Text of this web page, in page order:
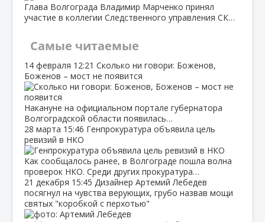
Глава Волгограда Владимир Марченко принял
участие в коллегии Следственного управления СК…
Самые читаемые
14 февраля 12:21 Сколько ни говори: Боженов,
Боженов – мост не появится
Накануне на официальном портале губернатора
Волгоградской области появилась…
28 марта 15:46 Генпрокуратура объявила цель
ревизий в НКО
Как сообщалось ранее, в Волгограде пошла волна
проверок НКО. Среди других прокуратура…
21 декабря 15:45 Дизайнер Артемий Лебедев
посягнул на чувства верующих, грубо назвав мощи
святых "коробкой с перхотью"